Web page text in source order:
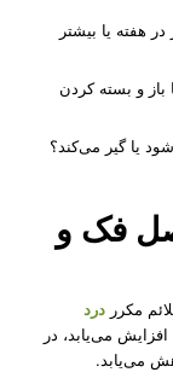
هفته یا بیشتر
باز و بسته کردن
یا گیر می‌کند؟
فک و
مکرر درد
می‌یابد، در
می‌یابد.